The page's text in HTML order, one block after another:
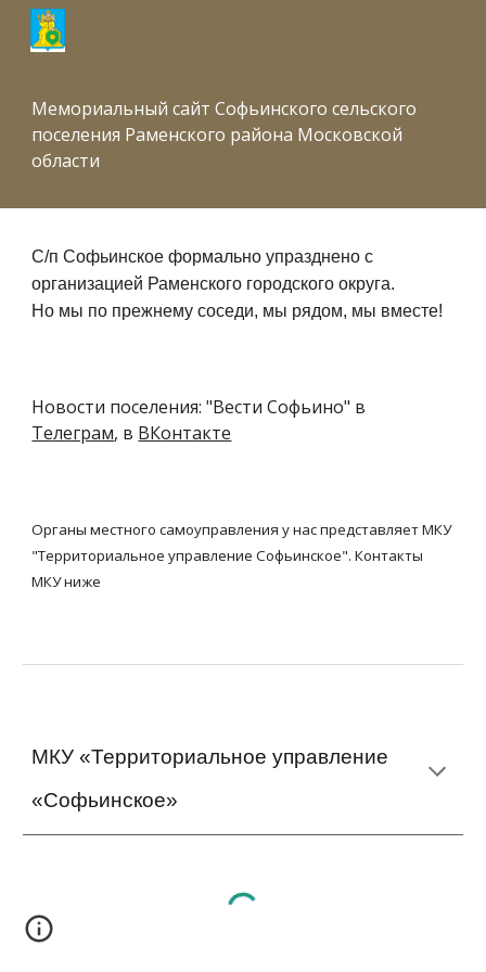
Skip to main content
Мемориальный сайт Софьинского сельского
поселения Раменского района Московской
области
С/п Софьинское формально упразднено с
организацией Раменского городского округа.
Но мы по прежнему соседи, мы рядом, мы вместе!
Новости поселения:"Вести Софьино" в
Телеграм, в ВКонтакте
Органы местного самоуправления у нас представляет МКУ
"Территориальное управление Софьинское". Контакты
МКУ ниже
МКУ «Территориальное управление
«Софьинское»